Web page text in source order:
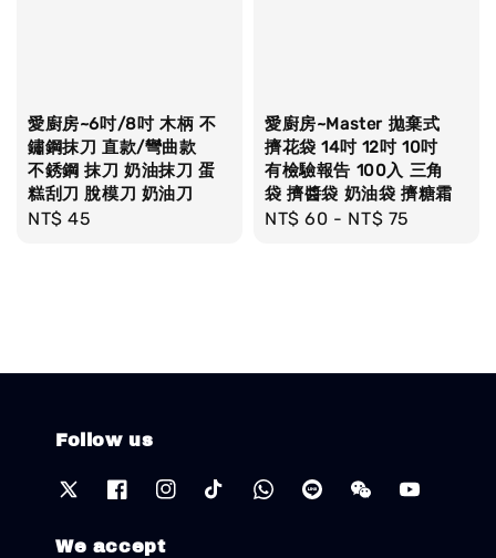
愛廚房~6吋/8吋 木柄 不
鏽鋼抹刀 直款/彎曲款
不銹鋼 抹刀 奶油抹刀 蛋
糕刮刀 脫模刀 奶油刀
Regular
NT$ 45
愛廚房~Master 拋棄式
擠花袋 14吋 12吋 10吋
有檢驗報告 100入 三角
袋 擠醬袋 奶油袋 擠糖霜
Regular
NT$ 60 - NT$ 75
Follow us
We accept